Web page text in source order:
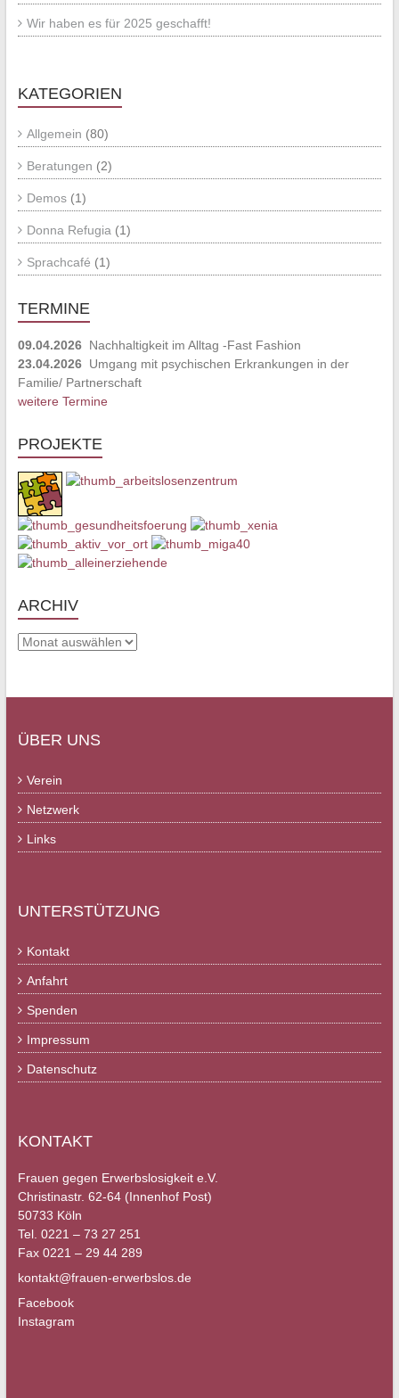
Wir haben es für 2025 geschafft!
KATEGORIEN
Allgemein (80)
Beratungen (2)
Demos(1)
Donna Refugia(1)
Sprachcafé (1)
TERMINE
09.04.2026Nachhaltigkeit im Alltag -Fast Fashion
23.04.2026Umgang mit psychischen Erkrankungen in der
Familie/ Partnerschaft
weitere Termine
PROJEKTE
ARCHIV
Archiv
ÜBER UNS
Verein
Netzwerk
Links
UNTERSTÜTZUNG
Kontakt
Anfahrt
Spenden
Impressum
Datenschutz
KONTAKT
Frauen gegen Erwerbslosigkeit e.V.
Christinastr. 62-64 (Innenhof Post)
50733 Köln
Tel. 0221 – 73 27 251
Fax 0221 – 29 44 289
kontakt@frauen-erwerbslos.de
Facebook
Instagram